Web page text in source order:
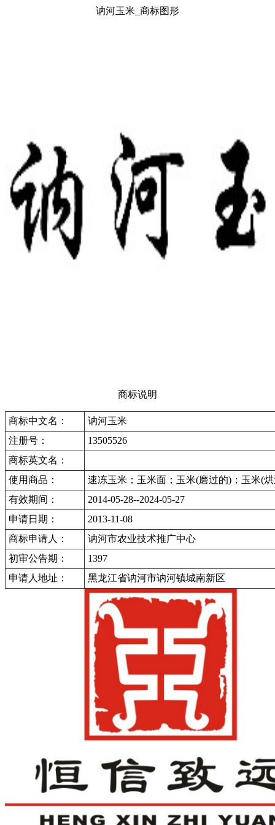
讷河玉米_商标图形
商标说明
商标中文名：
讷河玉米
注册号：
13505526
商标英文名：
使用商品：
速冻玉米；玉米面；玉米(磨过的)；玉米(
有效期间：
2014-05-28--2024-05-27
申请日期：
2013-11-08
商标申请人：
讷河市农业技术推广中心
初审公告期：
1397
申请人地址：
黑龙江省讷河市讷河镇城南新区